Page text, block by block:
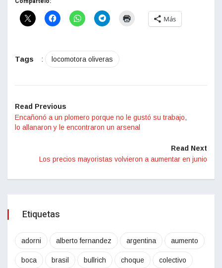
Más
Tags : locomotora oliveras
Read Previous
Encañonó a un plomero porque no le gustó su trabajo,
lo allanaron y le encontraron un arsenal
Read Next
Los precios mayoristas volvieron a aumentar en junio
Etiquetas
adorni alberto fernandez argentina aumento
boca brasil bullrich choque colectivo